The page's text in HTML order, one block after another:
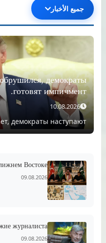
جميع الأخبار
демократы
готовят импичмент.
10.08.2026
демократы наступают
Востоке
09.08.2026
журналиста
09.08.2026